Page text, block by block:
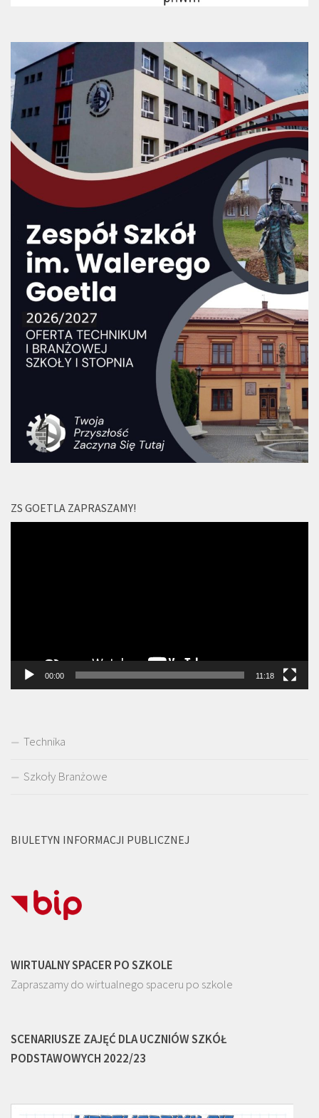
ZS GOETLA ZAPRASZAMY!
00:00 11:18
Technika
Szkoły Branżowe
BIULETYN INFORMACJI PUBLICZNEJ
WIRTUALNY SPACER PO SZKOLE
Zapraszamy do wirtualnego spaceru po szkole
SCENARIUSZE ZAJĘĆ DLA UCZNIÓW SZKÓŁ
PODSTAWOWYCH 2022/23